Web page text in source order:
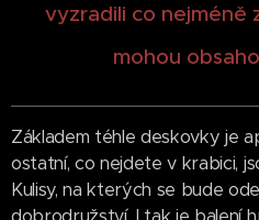
vyzradili co nejméně
mohou
Základem téhle deskovky je
ostatní, co nejdete v krabici,
Kulisy, na kterých se bude